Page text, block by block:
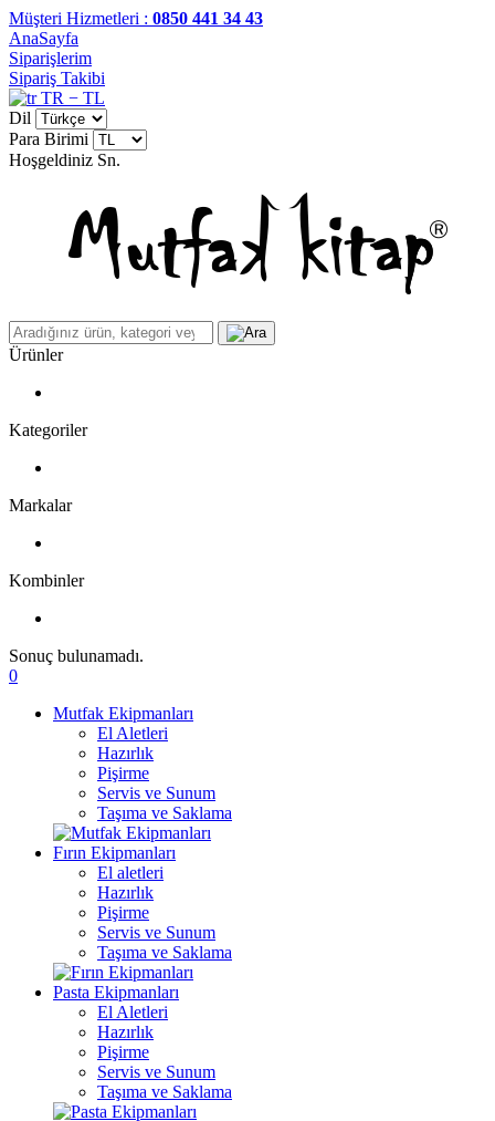
Müşteri Hizmetleri : 0850 441 34 43
AnaSayfa
Siparişlerim
Sipariş Takibi
TR − TL
Dil
Para Birimi
Hoşgeldiniz Sn.
Ürünler
Kategoriler
Markalar
Kombinler
Sonuç bulunamadı.
0
Mutfak Ekipmanları
El Aletleri
Hazırlık
Pişirme
Servis ve Sunum
Taşıma ve Saklama
Fırın Ekipmanları
El aletleri
Hazırlık
Pişirme
Servis ve Sunum
Taşıma ve Saklama
Pasta Ekipmanları
El Aletleri
Hazırlık
Pişirme
Servis ve Sunum
Taşıma ve Saklama